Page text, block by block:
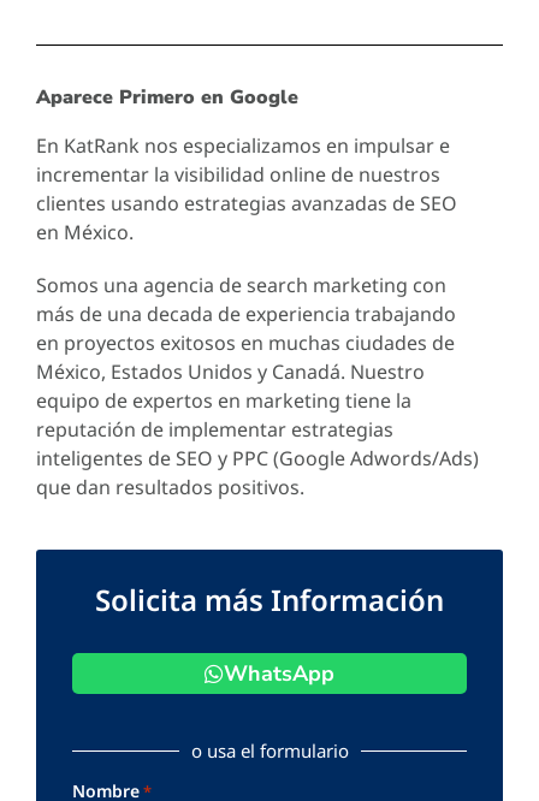
Aparece Primero en Google
En KatRank nos especializamos en impulsar e
incrementar la visibilidad online de nuestros
clientes usando estrategias avanzadas de SEO
en México.
Somos una agencia de search marketing con
más de una decada de experiencia trabajando
en proyectos exitosos en muchas ciudades de
México, Estados Unidos y Canadá. Nuestro
equipo de expertos en marketing tiene la
reputación de implementar estrategias
inteligentes de SEO y PPC (Google Adwords/Ads)
que dan resultados positivos.
Solicita más Información
WhatsApp
o usa el formulario
Nombre*